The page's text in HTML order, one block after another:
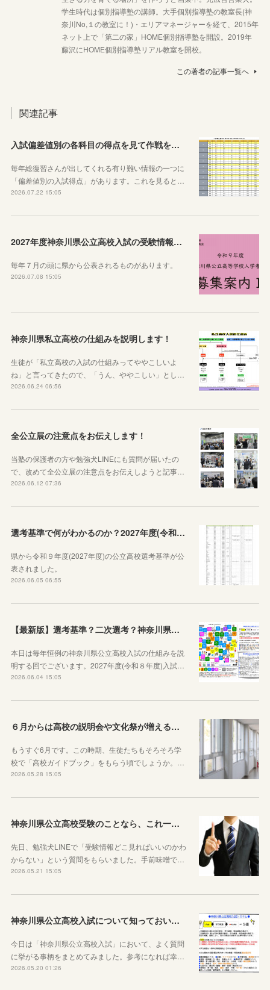
学生時代は個別指導塾の講師。大手個別指導塾の教室長(神
奈川No,１の教室に！)・エリアマネージャーを経て、2015年
ネット上で「第二の家」HOME個別指導塾を開設。2019年
藤沢にHOME個別指導塾リアル教室を開校。
この著者の記事一覧へ
関連記事
入試偏差値別の各科目の得点を見て作戦を練ろう！
毎年総復習さんが出してくれる有り難い情報の一つに
「偏差値別の入試得点」があります。これを見ると…
2026.07.22 15:05
2027年度神奈川県公立高校入試の受験情報のまとめ【実施要項・募集案内等】
毎年７月の頭に県から公表されるものがあります。
2026.07.08 15:05
神奈川県私立高校の仕組みを説明します！
生徒が「私立高校の入試の仕組みってややこしいよ
ね」と言ってきたので、「うん、ややこしい」とし…
2026.06.24 06:56
全公立展の注意点をお伝えします！
当塾の保護者の方や勉強犬LINEにも質問が届いたの
で、改めて全公立展の注意点をお伝えしようと記事…
2026.06.12 07:36
選考基準で何がわかるのか？2027年度(令和９年度)神奈川県公立高校選考基準が公表されたので見方から説明します！
県から令和９年度(2027年度)の公立高校選考基準が公
表されました。
2026.06.05 06:55
【最新版】選考基準？二次選考？神奈川県の受験の基本や公立高校入試の仕組みをシンプルに説明してみた
本日は毎年恒例の神奈川県公立高校入試の仕組みを説
明する回でございます。2027年度(令和８年度)入試…
2026.06.04 15:05
６月からは高校の説明会や文化祭が増えることを知っておきましょう
もうすぐ6月です。この時期、生徒たちもそろそろ学
校で「高校ガイドブック」をもらう頃でしょうか。…
2026.05.28 15:05
神奈川県公立高校受験のことなら、これ一本でOKです
先日、勉強犬LINEで「受験情報どこ見ればいいのかわ
からない」という質問をもらいました。手前味噌で…
2026.05.21 15:05
神奈川県公立高校入試について知っておいた方がいい10のこと
今日は「神奈川県公立高校入試」において、よく質問
に挙がる事柄をまとめてみました。参考になれば幸…
2026.05.20 01:26